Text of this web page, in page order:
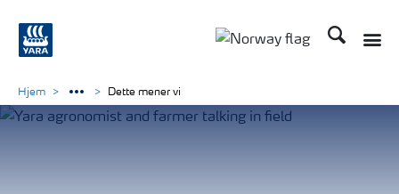
Søk
Hjem Dette mener vi